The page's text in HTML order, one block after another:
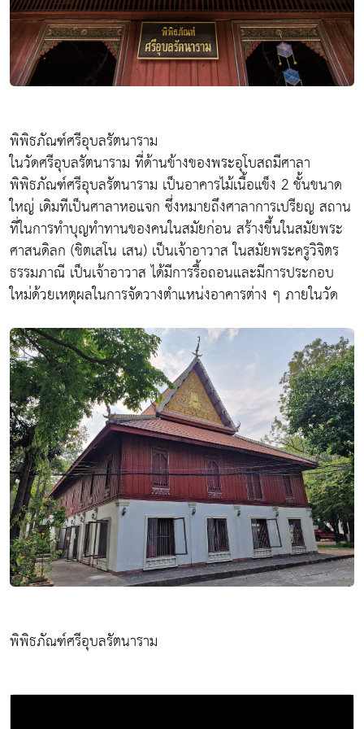
พิพิธภัณฑ์ศรีอุบลรัตนาราม
ในวัดศรีอุบลรัตนาราม ที่ด้านข้างของพระอุโบสถมีศาลา
พิพิธภัณฑ์ศรีอุบลรัตนาราม เป็นอาคารไม้เนื้อแข็ง 2 ชั้นขนาด
ใหญ่ เดิมทีเป็นศาลาหอแจก ซึ่งหมายถึงศาลาการเปรียญ สถาน
ที่ในการทำบุญทำทานของคนในสมัยก่อน สร้างขึ้นในสมัยพระ
ศาสนดิลก (ชิตเสโน เสน) เป็นเจ้าอาวาส ในสมัยพระครูวิจิตร
ธรรมภาณี เป็นเจ้าอาวาส ได้มีการรื้อถอนและมีการประกอบ
ใหม่ด้วยเหตุผลในการจัดวางตำแหน่งอาคารต่าง ๆ ภายในวัด
พิพิธภัณฑ์ศรีอุบลรัตนาราม